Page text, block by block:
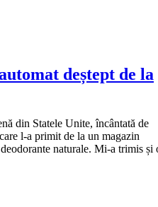
deștept de la
din Statele Unite, încântată de
l-a primit de la un magazin
naturale. Mi-a trimis și